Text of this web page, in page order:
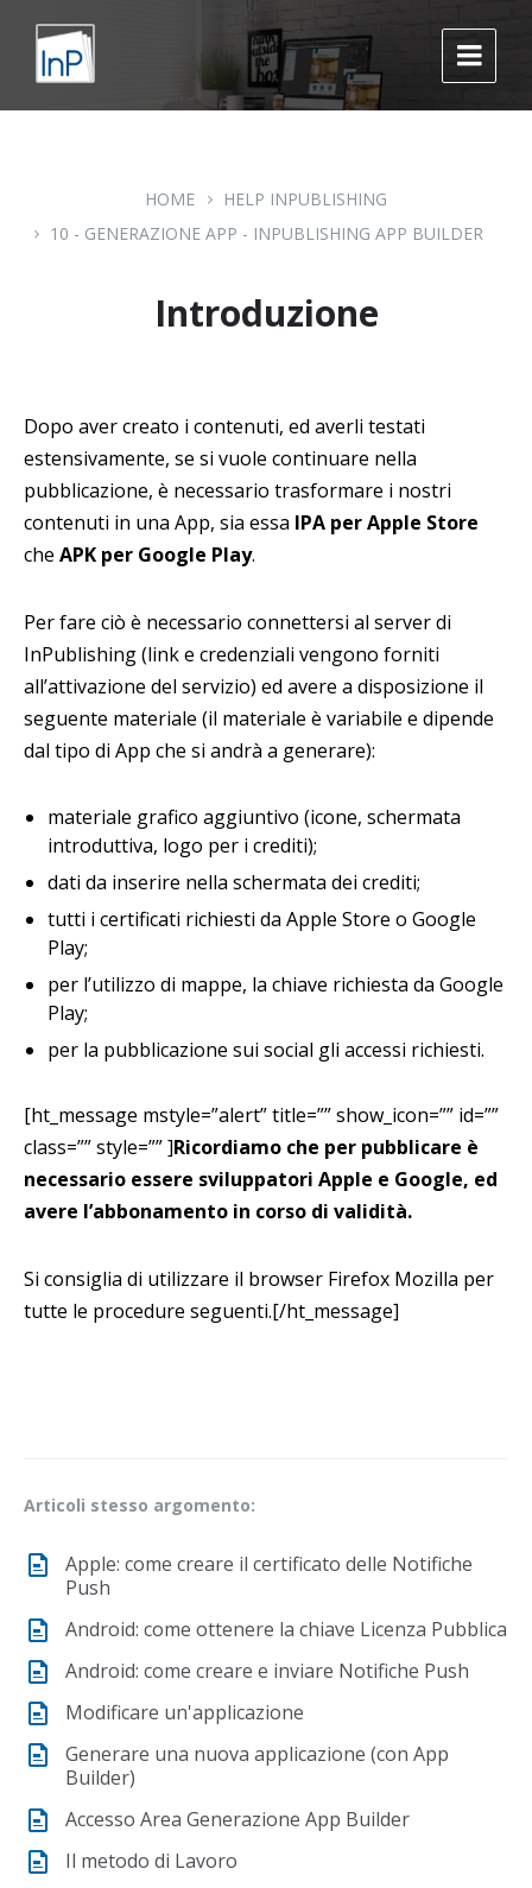
content
main
navigation
footer
HOME
HELP INPUBLISHING
10 - GENERAZIONE APP - INPUBLISHING APP BUILDER
Introduzione
Dopo aver creato i contenuti, ed averli testati
estensivamente, se si vuole continuare nella
pubblicazione, è necessario trasformare i nostri
contenuti in una App, sia essa IPA per Apple Store
che APK per Google Play.
Per fare ciò è necessario connettersi al server di
InPublishing (link e credenziali vengono forniti
all’attivazione del servizio) ed avere a disposizione il
seguente materiale (il materiale è variabile e dipende
dal tipo di App che si andrà a generare):
materiale grafico aggiuntivo (icone, schermata
introduttiva, logo per i crediti);
dati da inserire nella schermata dei crediti;
tutti i certificati richiesti da Apple Store o Google
Play;
per l’utilizzo di mappe, la chiave richiesta da Google
Play;
per la pubblicazione sui social gli accessi richiesti.
[ht_message mstyle=”alert” title=”” show_icon=”” id=””
class=”” style=”” ]Ricordiamo che per pubblicare è
necessario essere sviluppatori Apple e Google, ed
avere l’abbonamento in corso di validità.
Si consiglia di utilizzare il browser Firefox Mozilla per
tutte le procedure seguenti.[/ht_message]
Articoli stesso argomento:
Apple: come creare il certificato delle Notifiche
Push
Android: come ottenere la chiave Licenza Pubblica
Android: come creare e inviare Notifiche Push
Modificare un'applicazione
Generare una nuova applicazione (con App
Builder)
Accesso Area Generazione App Builder
Il metodo di Lavoro